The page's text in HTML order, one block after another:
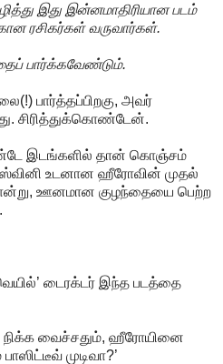
இது இன்னமாதிரியான படம்
ரசிகர்கள் வருவார்கள்.
பார்க்கவேண்டும்.
பார்த்தப்பிறகு, அவர்
சிரித்துக்கொண்டேன்.
இடங்களில் தான் கொஞ்சம்
உடனான ஹீரோவின் முதல்
ஊனமான குழந்தையை பெற்ற
டைரக்டர் இந்த படத்தை
நிக்க வைச்சதும், ஹீரோயினை
முடிவா?’